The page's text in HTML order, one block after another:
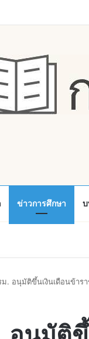
ข่าวการศึกษา
. อนุมัติขึ้นเงินเดือนข้าร